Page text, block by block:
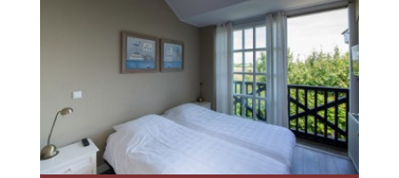
Badkamer met douche, wastafel en toilet
Inclusief ontbijt
Televisie
Gratis wifi
Huisdieren niet welkom